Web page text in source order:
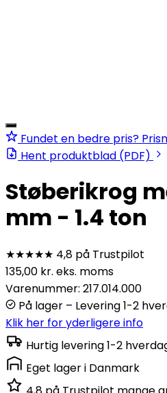
Fundet en bedre pris?
Hent produktblad (PDF)
Støberikrog
mm - 1.4 ton
★★★★★ 4,8 på Trustpilot
135,00 kr. eks. moms
Varenummer: 217.014.000
På lager – Levering 1-2
Klik her for yderligere info
Hurtig levering1-2
Eget lageri Danmark